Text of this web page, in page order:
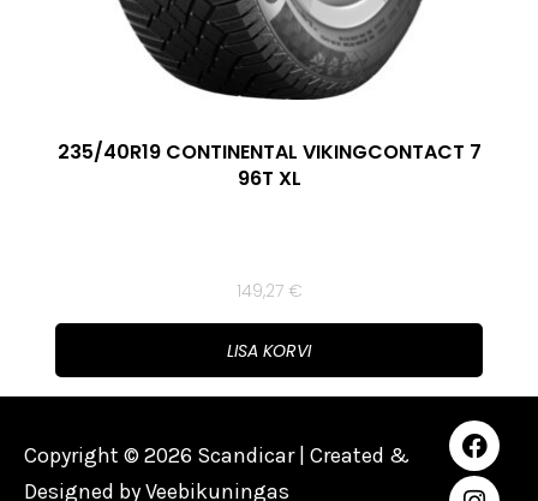
235/40R19 CONTINENTAL VIKINGCONTACT 7
96T XL
149,27 €
LISA KORVI
Copyright © 2026 Scandicar | Created &
Designed byVeebikuningas